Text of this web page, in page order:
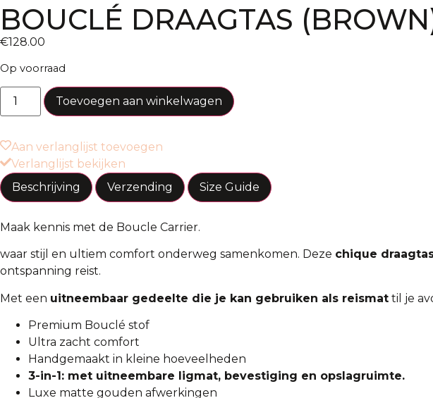
BOUCLÉ DRAAGTAS
€128.00
Op voorraad
Toevoegen aan winkelwagen
Aan verlanglijst toevoegen
Verlanglijst bekijken
Beschrijving
Verzending Size Guide
Maak kennis met de Boucle Carrier.
waar stijl en ultiem comfort onderweg samenkomen. Deze chique
ontspanning reist.
Met een uitneembaar gedeelte die je kan gebruiken als reismat til je
Premium Bouclé stof
Ultra zacht comfort
Handgemaakt in kleine hoeveelheden
3-in-1: met uitneembare ligmat, bevestiging en opslagruimte.
Luxe matte gouden afwerkingen